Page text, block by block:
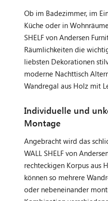
Ob im Badezimmer, im
Küche oder in
SHELF von Andersen
Räumlichkeiten die
liebsten Dekorationen
moderne Nachttisch
Wandregal aus Holz mit
Individuelle und
Montage
Angebracht wird das
WALL SHELF von
rechteckigen Korpus aus
können so mehrere
oder nebeneinander